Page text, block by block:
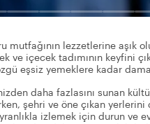
mutfağının lezzetlerine aşık
ve içecek tadımının keyfini
eşsiz yemeklere kadar
daha fazlasını sunan
şehri ve öne çıkan
izlemek için durun